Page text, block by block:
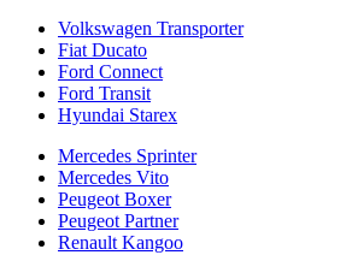
Volkswagen Transporter
Fiat Ducato
Ford Connect
Ford Transit
Hyundai Starex
Mercedes Sprinter
Mercedes Vito
Peugeot Boxer
Peugeot Partner
Renault Kangoo